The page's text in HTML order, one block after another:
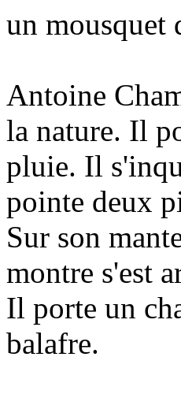
un mousquet
Antoine
la nature. Il
pluie. Il
pointe deux
Sur son
montre s'est
Il porte un
balafre.